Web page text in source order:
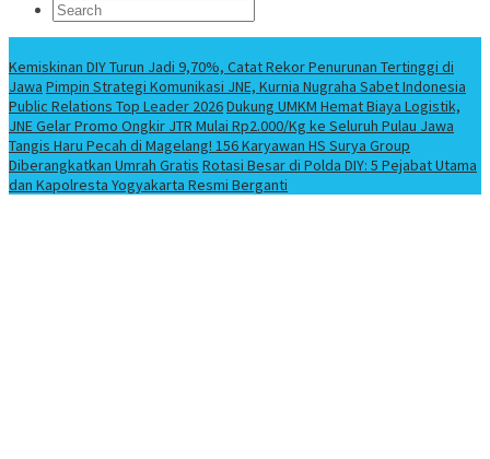
Kemiskinan DIY Turun Jadi 9,70%, Catat Rekor Penurunan Tertinggi di
Jawa Pimpin Strategi Komunikasi JNE, Kurnia Nugraha Sabet Indonesia
Public Relations Top Leader 2026Dukung UMKM Hemat Biaya Logistik,
JNE Gelar Promo Ongkir JTR Mulai Rp2.000/Kg ke Seluruh Pulau Jawa
Tangis Haru Pecah di Magelang! 156 Karyawan HS Surya Group
Diberangkatkan Umrah Gratis Rotasi Besar di Polda DIY: 5 Pejabat Utama
dan Kapolresta Yogyakarta Resmi Berganti